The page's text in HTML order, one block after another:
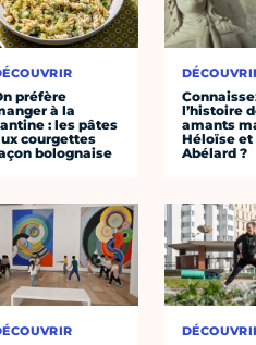
préfère
à la
: les pâtes
courgettes
bolognaise
l’histoire
amants
Héloïse et
Abélard ?